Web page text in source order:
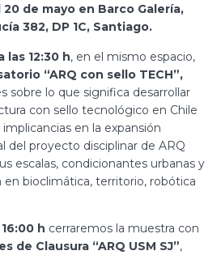
20 de mayo en Barco Galería,
382, DP 1C, Santiago.
las 12:30 h, en el mismo espacio,
“ARQ con sello TECH”,
sobre lo que significa desarrollar
con sello tecnológico en Chile
en la expansión
del proyecto disciplinar de ARQ
escalas, condicionantes urbanas y
en bioclimática, territorio, robótica
h cerraremos la muestra con
de Clausura “ARQ USM SJ”,